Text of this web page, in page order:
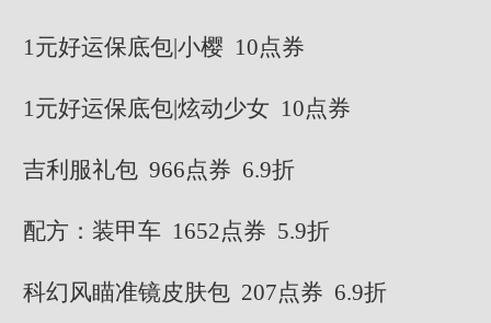
1元好运保底包|小樱 10点券
1元好运保底包|炫动少女 10点券
吉利服礼包 966点券 6.9折
配方：装甲车 1652点券 5.9折
科幻风瞄准镜皮肤包 207点券 6.9折